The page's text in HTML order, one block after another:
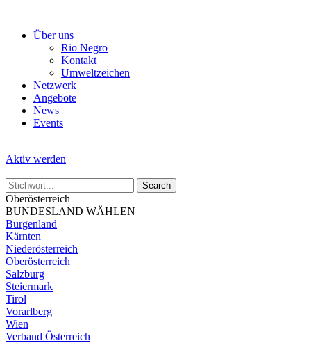
Über uns
Rio Negro
Kontakt
Umweltzeichen
Netzwerk
Angebote
News
Events
Aktiv werden
Oberösterreich
BUNDESLAND WÄHLEN
Burgenland
Kärnten
Niederösterreich
Oberösterreich
Salzburg
Steiermark
Tirol
Vorarlberg
Wien
Verband Österreich